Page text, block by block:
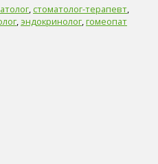
,стоматолог-терапевт,
,эндокринолог,гомеопат